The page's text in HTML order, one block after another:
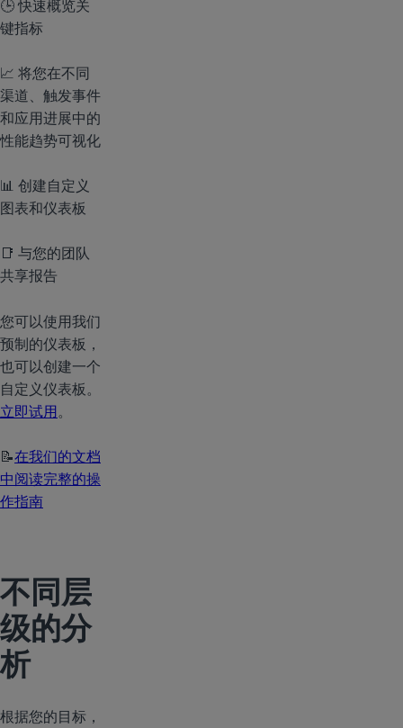
🕒 快速概览关
键指标
📈 将您在不同
渠道、触发事件
和应用进展中的
性能趋势可视化
📊 创建自定义
图表和仪表板
📑 与您的团队
共享报告
您可以使用我们
预制的仪表板，
也可以创建一个
自定义仪表板。
立即试用。
📝在我们的文档
中阅读完整的操
作指南
不同层
级的分
析
根据您的目标，